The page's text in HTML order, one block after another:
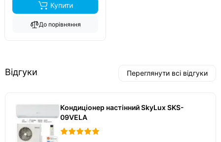
Купити
До порівняння
Відгуки Переглянути всі відгуки
Кондиціонер настінний SkyLux SKS-
09VELA